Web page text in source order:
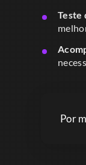
Teste
Por